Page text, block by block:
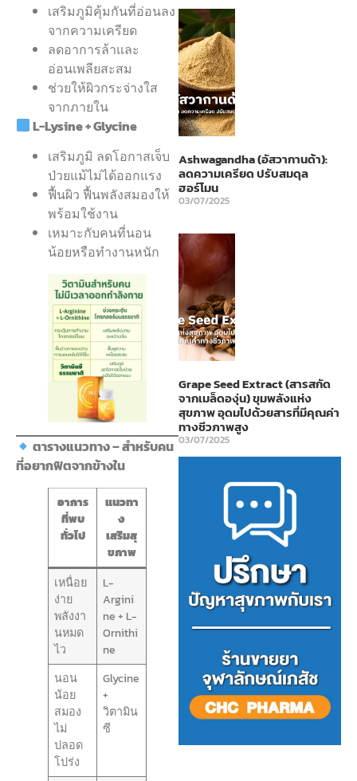
เสริมภูมิคุ้มกันที่อ่อนลง
จากความเครียด
ลดอาการล้าและ
อ่อนเพลียสะสม
ช่วยให้ผิวกระจ่างใส
จากภายใน
L-Lysine + Glycine
เสริมภูมิ ลดโอกาสเจ็บ
ป่วยแม้ไม่ได้ออกแรง
ฟื้นผิว ฟื้นพลังสมองให้
พร้อมใช้งาน
เหมาะกับคนที่นอน
น้อยหรือทำงานหนัก
ตารางแนวทาง – สำหรับคน
ที่อยากฟิตจากข้างใน
อาการ
ที่พบ
ทั่วไป
แนวทา
ง
เสริมสุ
ขภาพ
เหนื่อย
ง่าย
พลังงา
นหมด
ไว
L-
Argini
ne + L-
Ornithi
ne
นอน
น้อย
สมอง
ไม่
ปลอด
โปร่ง
Glycine
+
วิตามิน
ซี
Ashwagandha (อัสวากานด้า):
ลดความเครียด ปรับสมดุล
ฮอร์โมน
03/07/2025
Grape Seed Extract (สารสกัด
จากเมล็ดองุ่น) ขุมพลังแห่ง
สุขภาพ อุดมไปด้วยสารที่มีคุณค่า
ทางชีวภาพสูง
03/07/2025